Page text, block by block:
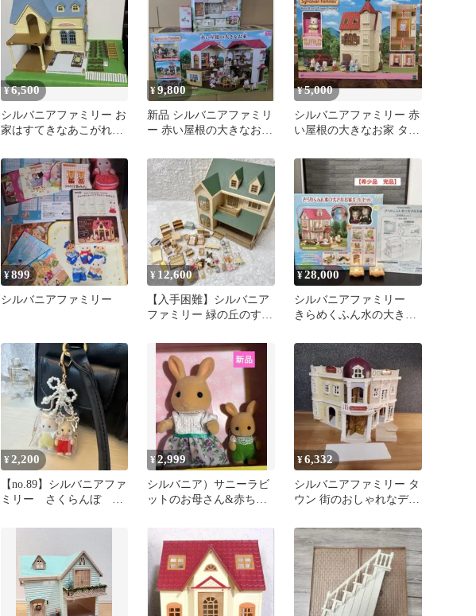
¥6,500
シルバニアファミリー お
家はすてきなあこがれの
¥9,800
新品 シルバニアファミリ
ー 赤い屋根の大きなお家
¥5,000
シルバニアファミリー 赤
い屋根の大きなお家 タワ
¥899
シルバニアファミリー
¥ 12,600
【入手困難】シルバニア
ファミリー 緑の丘のすて
備
¥28,000
シルバニアファミリー
きらめくふん水の大きな
壁紙 ライト付
¥2,200
【no.89】シルバニアファ
ミリー さくらんぼ 赤
ルダー
¥2,999
シルバニア）サニーラビ
ットのお母さん&赤ちゃ
¥6,332
シルバニアファミリー タ
ウン 街のおしゃれなデパ